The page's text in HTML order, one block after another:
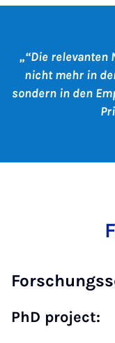
“Die
nicht mehr in
sondern in den
PhD project: